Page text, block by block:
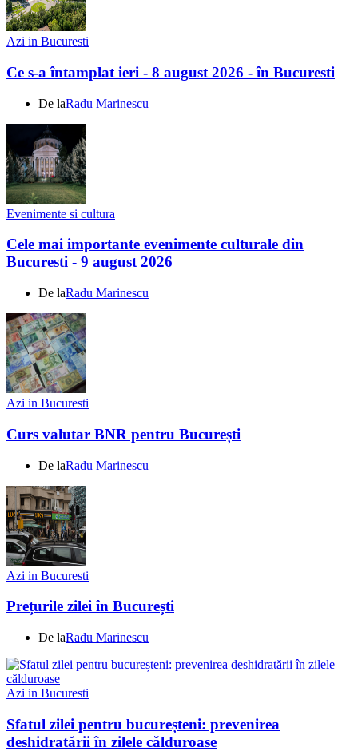
Azi in Bucuresti
Ce s-a întamplat ieri - 8 august 2026 - în Bucuresti
De laRadu Marinescu
Evenimente si cultura
Cele mai importante evenimente culturale din
Bucuresti - 9 august 2026
De laRadu Marinescu
Azi in Bucuresti
Curs valutar BNR pentru București
De laRadu Marinescu
Azi in Bucuresti
Prețurile zilei în București
De laRadu Marinescu
Azi in Bucuresti
Sfatul zilei pentru bucureșteni: prevenirea
deshidratării în zilele călduroase